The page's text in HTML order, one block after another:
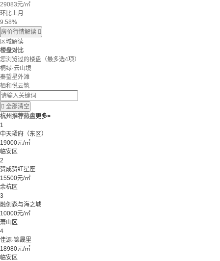
29083元/㎡
环比上月
9.58%
房价行情解读 
区域解读
楼盘对比
您浏览过的楼盘 （最多选4项）
桐绿·云山境
秦望星外滩
栖和悦云筑
 全部清空
杭州推荐热盘更多>
1
中天珺府（东区）
19000元/㎡
临安区
2
赞成赞红星座
15500元/㎡
余杭区
3
融创森与海之城
10000元/㎡
萧山区
4
佳源·锦晟里
18980元/㎡
临安区